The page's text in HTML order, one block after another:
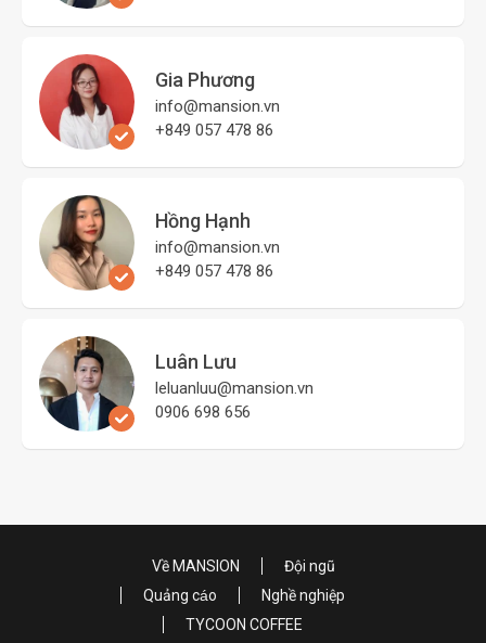
Gia Phương
info@mansion.vn
+849 057 478 86
Hồng Hạnh
info@mansion.vn
+849 057 478 86
Luân Lưu
leluanluu@mansion.vn
0906 698 656
Về MANSION
Đội ngũ
Quảng cáo
Nghề nghiệp
TYCOON COFFEE